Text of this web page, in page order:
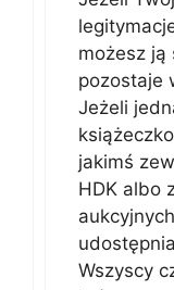
możesz ją
pozostaje
Jeżeli
jakimś
HDK albo
Wszyscy